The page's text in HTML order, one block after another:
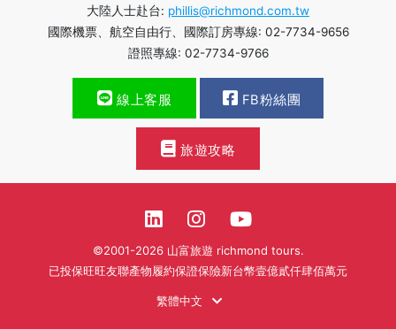
大陸人士赴台: phillis@richmond.com.tw
國際機票、航空自由行、國際訂房專線: 02-7734-9656
證照專線: 02-7734-9766
線上客服 FB粉絲團
旅遊攻略
©2001-2026 山富旅遊 richmond tours.
已投保旺旺友聯產物履約保證保險新台幣壹億貳仟肆佰萬元
繁體中文